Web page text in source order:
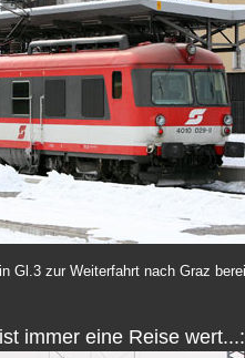
Gl.3 zur Weiterfahrt nach Graz
immer eine Reise wert...: